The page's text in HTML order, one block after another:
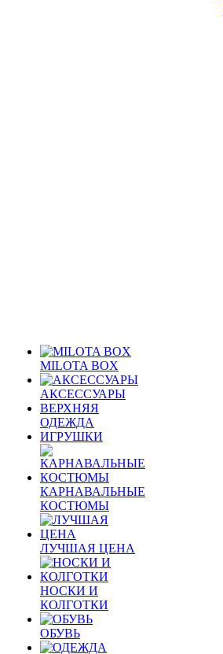
MILOTA BOX
АКСЕССУАРЫ
ВЕРХНЯЯ
ОДЕЖДА
ИГРУШКИ
КАРНАВАЛЬНЫЕ
КОСТЮМЫ
ЛУЧШАЯ ЦЕНА
НОСКИ И
КОЛГОТКИ
ОБУВЬ